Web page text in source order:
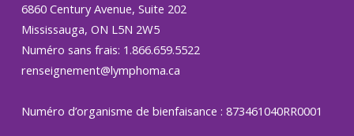
6860 Century Avenue, Suite 202
Mississauga, ON L5N 2W5
Numéro sans frais: 1.866.659.5522
renseignement@lymphoma.ca
Numéro d’organisme de bienfaisance : 873461040RR0001